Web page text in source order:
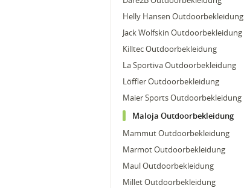
Helly Hansen Outdoorbekleidung
Jack Wolfskin Outdoorbekleidung
Killtec Outdoorbekleidung
La Sportiva Outdoorbekleidung
Löffler Outdoorbekleidung
Maier Sports Outdoorbekleidung
Maloja Outdoorbekleidung
Mammut Outdoorbekleidung
Marmot Outdoorbekleidung
Maul Outdoorbekleidung
Millet Outdoorbekleidung